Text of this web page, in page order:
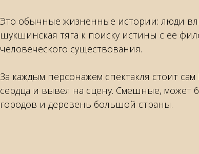
Это обычные жизненные истории: люди
шукшинская тяга к поиску истины с ее
человеческого существования.
За каждым персонажем спектакля стоит
сердца и вывел на сцену. Смешные, может
городов и деревень большой страны.